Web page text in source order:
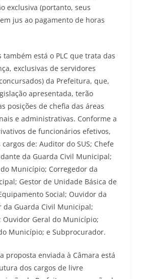
exclusiva (portanto, seus
jus ao pagamento de horas
também está o PLC que trata das
exclusivas de servidores
da Prefeitura, que,
apresentada, terão
posições de chefia das áreas
e administrativas. Conforme a
de funcionários efetivos,
de: Auditor do SUS; Chefe
da Guarda Civil Municipal;
Município; Corregedor da
Gestor de Unidade Básica de
Social; Ouvidor da
da Guarda Civil Municipal;
Ouvidor Geral do Município;
Município; e Subprocurador.
proposta enviada à Câmara está
dos cargos de livre